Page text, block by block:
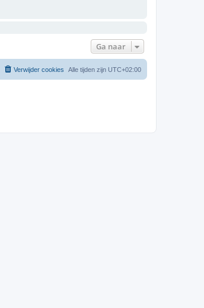
Ga naar
Alle tijden zijn UTC+02:00
Verwijder cookies